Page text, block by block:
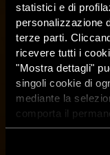
statistici e di
personalizzazione
terze parti.
ricevere tutti i
"Mostra dettagli"
singoli cookie di
mediante la
comporta il
dunque la